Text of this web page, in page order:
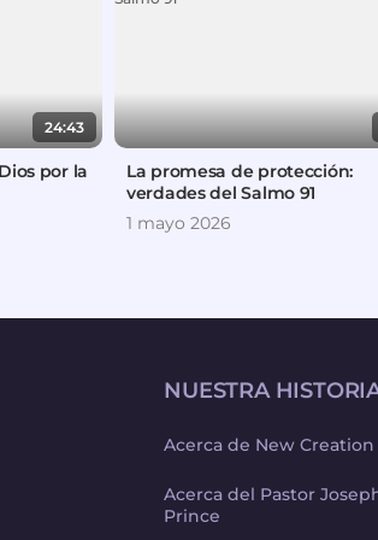
24:43
por la
La promesa de protección:
verdades del Salmo 91
1 mayo 2026
NUESTRA
Acerca de New Creation
Acerca del Pastor
Prince